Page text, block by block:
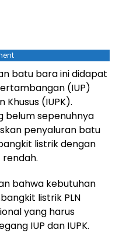
batu bara ini didapat
(IUP)
(IUPK).
belum sepenuhnya
penyaluran batu
listrik dengan
bahwa kebutuhan
listrik PLN
yang harus
IUP dan IUPK.